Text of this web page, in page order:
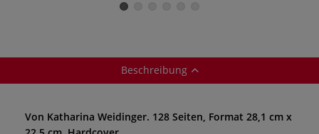
Beschreibung
Von Katharina Weidinger. 128 Seiten, Format 28,1 cm x